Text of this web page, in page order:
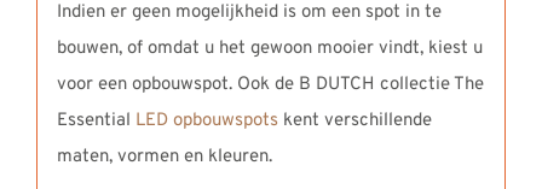
Indien er geen mogelijkheid is om een spot in te
bouwen, of omdat u het gewoon mooier vindt, kiest u
voor een opbouwspot. Ook de B DUTCH collectie The
Essential LED opbouwspots kent verschillende
maten, vormen en kleuren.